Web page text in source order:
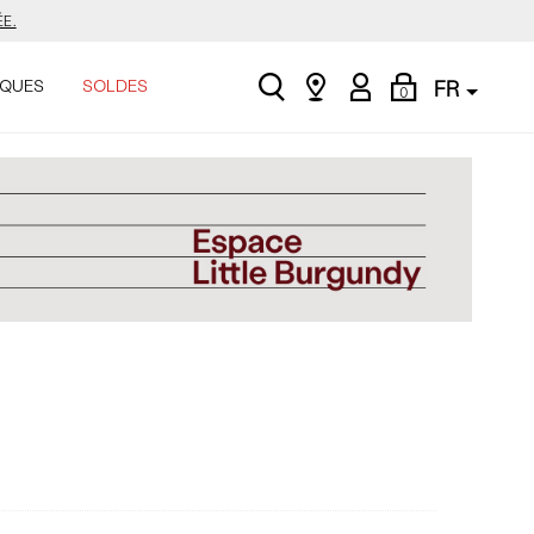
SOLDES search
Find
My
Account
0
Shopping
Bag
FR